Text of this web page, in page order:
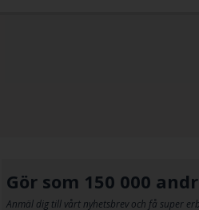
Gör som 150 000
Anmäl dig till vårt nyhetsbrev och få super